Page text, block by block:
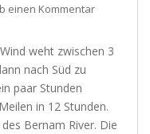
einen Kommentar
weht zwischen 3
nach Süd zu
paar Stunden
in 12 Stunden.
Bernam River. Die